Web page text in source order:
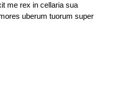
me rex in cellaria sua
uberum tuorum super